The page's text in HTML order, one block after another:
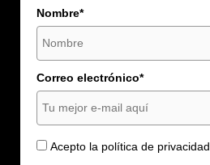
Nombre*
Correo electrónico*
Acepto la política de privacidad